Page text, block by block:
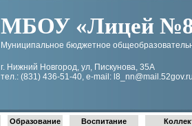
МБОУ «Лицей №8
Муниципальное бюджетное
г. Нижний Новгород, ул, Пискунова, 35А
тел.: (831) 436-51-40, e-mail:
Образование Воспитание